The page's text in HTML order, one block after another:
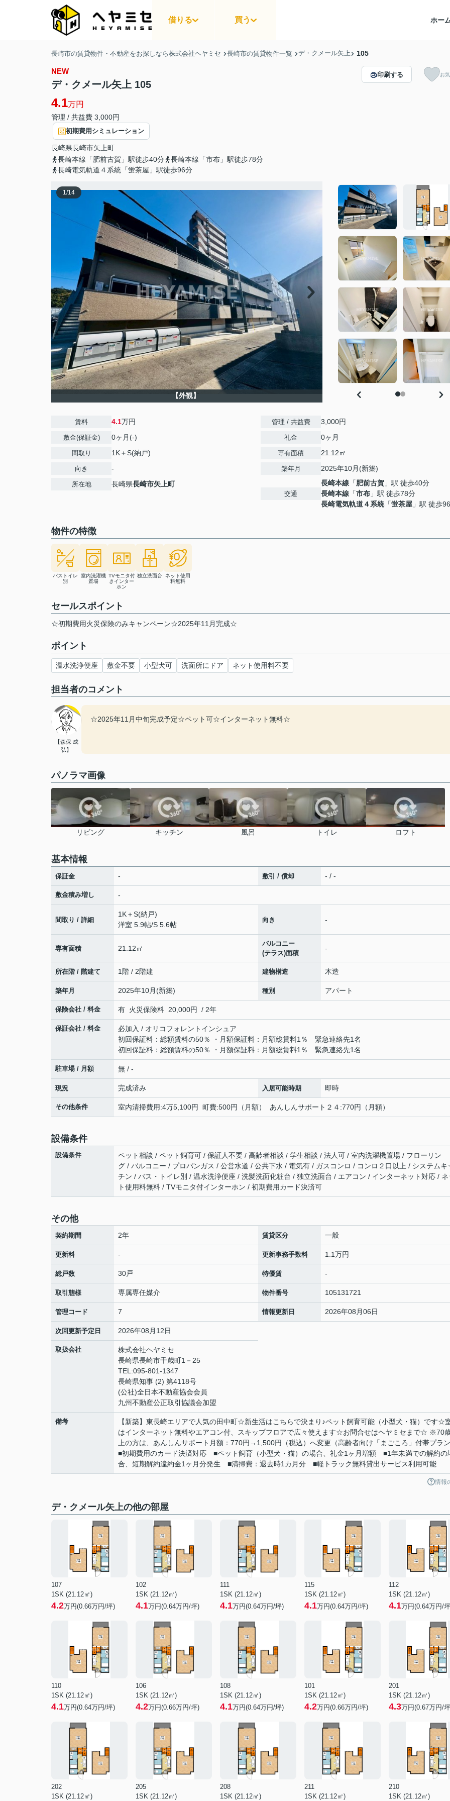
借りる 買う ホー
長崎市の賃貸物件・不動産をお探しなら株式会社ヘヤミセ 長崎市の賃貸物件一覧 デ・クメール矢上 105
NEW
デ・クメール矢上 105
4.1万円
管理 / 共益費 3,000円
初期費用シミュレーション
長崎県長崎市矢上町
長崎本線「肥前古賀」駅徒歩40分
長崎本線「市布」駅徒歩78分
長崎電気軌道４系統「蛍茶屋」駅徒歩96分
印刷する お
1/14
【外観】
賃料 4.1万円
敷金(保証金) 0ヶ月(-)
間取り 1K＋S(納戸)
向き -
所在地 長崎県長崎市矢上町
管理 / 共益費 3,000円
礼金 0ヶ月
専有面積 21.12㎡
築年月 2025年10月(新築)
交通
長崎本線 「肥前古賀 」駅 徒歩40分
長崎本線 「市布 」駅 徒歩78分
長崎電気軌道４系統「蛍茶屋 」駅 徒歩
物件の特徴
バストイレ
別
室内洗濯機
置場
TVモニタ付
きインター
ホン
独立洗面台
ネット使用
料無料
セールスポイント
☆初期費用火災保険のみキャンペーン☆2025年11月完成☆
ポイント
温水洗浄便座 敷金不要 小型犬可 洗面所にドア ネット使用料不要
担当者のコメント
【森保 成
弘】
☆2025年11月中旬完成予定☆ペット可☆インターネット無料☆
パノラマ画像
リビング キッチン 風呂 トイレ ロフト
基本情報
保証金 - 敷引 / 償却 - / -
敷金積み増し -
間取り / 詳細
1K＋S(納戸)
洋室 5.9帖/S 5.6帖
向き -
専有面積 21.12㎡
バルコニー
(テラス)面積
-
所在階 / 階建て 1階 / 2階建 建物構造 木造
築年月 2025年10月(新築) 種別 アパート
保険会社 / 料金 有 火災保険料 20,000円 / 2年
保証会社 / 料金
必加入 / オリコフォレントインシュア
初回保証料：総額賃料の50％ ・月額保証料：月額総賃料1％ 緊急連絡先1名
初回保証料：総額賃料の50％ ・月額保証料：月額総賃料1％ 緊急連絡先1名
駐車場 / 月額 無 / -
現況 完成済み 入居可能時期 即時
その他条件 室内清掃費用:4万5,100円 町費:500円（月額） あんしんサポート２４:770円（月額）
設備条件
設備条件
ペット相談 / ペット飼育可 / 保証人不要 / 高齢者相談 / 学生相談 / 法人可 / 室内洗濯機置場 / フローリン
グ / バルコニー / プロパンガス / 公営水道 / 公共下水 / 電気有 / ガスコンロ / コンロ２口以上 / システムキ
チン / バス・トイレ別 / 温水洗浄便座 / 洗髪洗面化粧台 / 独立洗面台 / エアコン / インターネット対応 / ネ
ト使用料無料 / TVモニタ付インターホン / 初期費用カード決済可
その他
契約期間 2年 賃貸区分 一般
更新料 - 更新事務手数料 1.1万円
総戸数 30戸 特優賃 -
取引態様 専属専任媒介 物件番号 105131721
管理コード 7 情報更新日 2026年08月06日
次回更新予定日 2026年08月12日
取扱会社
株式会社ヘヤミセ
長崎県長崎市千歳町1－25
TEL:095-801-1347
長崎県知事 (2) 第4118号
(公社)全日本不動産協会会員
九州不動産公正取引協議会加盟
備考
【新築】東長崎エリアで人気の田中町☆新生活はこちらで決まり♪ペット飼育可能（小型犬・猫）です☆
はインターネット無料やエアコン付、スキップフロアで広々使えます☆お問合せはヘヤミセまで☆ ※70
上の方は、あんしんサポート月額：770円→1,500円（税込）へ変更（高齢者向け「まごころ」付帯プラ
■初期費用のカード決済対応 ■ペット飼育（小型犬・猫）の場合、礼金1ヶ月増額 ■1年未満での解約の
合、短期解約違約金1ヶ月分発生 ■清掃費：退去時1カ月分 ■軽トラック無料貸出サービス利用可能
情報
デ・クメール矢上の他の部屋
107
1SK (21.12㎡)
4.2万円(0.66万円/坪)
102
1SK (21.12㎡)
4.1万円(0.64万円/坪)
111
1SK (21.12㎡)
4.1万円(0.64万円/坪)
115
1SK (21.12㎡)
4.1万円(0.64万円/坪)
112
1SK (21.12㎡)
4.1万円(0.64万円/
110
1SK (21.12㎡)
4.1万円(0.64万円/坪)
106
1SK (21.12㎡)
4.2万円(0.66万円/坪)
108
1SK (21.12㎡)
4.1万円(0.64万円/坪)
101
1SK (21.12㎡)
4.2万円(0.66万円/坪)
201
1SK (21.12㎡)
4.3万円(0.67万円/
202
1SK (21.12㎡)
205
1SK (21.12㎡)
208
1SK (21.12㎡)
211
1SK (21.12㎡)
210
1SK (21.12㎡)